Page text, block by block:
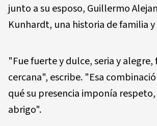
junto a su esposo, Guillermo
Kunhardt, una historia de familia
"Fue fuerte y dulce, seria y
cercana", escribe. "Esa
qué su presencia imponía
abrigo".